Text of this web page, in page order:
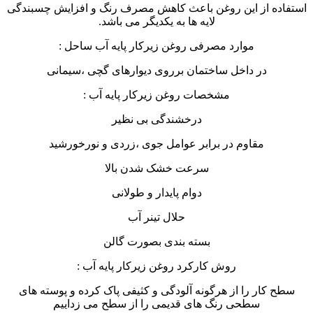
استفاده از این روغن باعث کاهش مصرف رنگ و افزایش چسبندگی
لایه ها به یکدیگر می باشد.
موارد مصرفی روغن زیرکار پایه آب ساحل :
در داخل ساختمان برروی دیوارهای گچی ،سیمانی
مشخصات روغن زیرکار پایه آب :
درخشندگی بی نظیر
مقاوم در برابر عوامل جوی ،زردی و نورخورشید
سرعت خشک شدن بالا
دوام پایدار و طولانی
حلال تینر آب
بسته بندی بصورت گالن
روش کارکرد روغن زیرکار پایه آب :
سطح کار را از هرگونه آلودگی و کثیفی پاک کرده و پوسته های
سطحی رنگ های قدیمی را از سطح می زداییم